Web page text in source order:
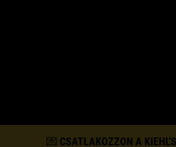
💌 CSATLAKOZZON A